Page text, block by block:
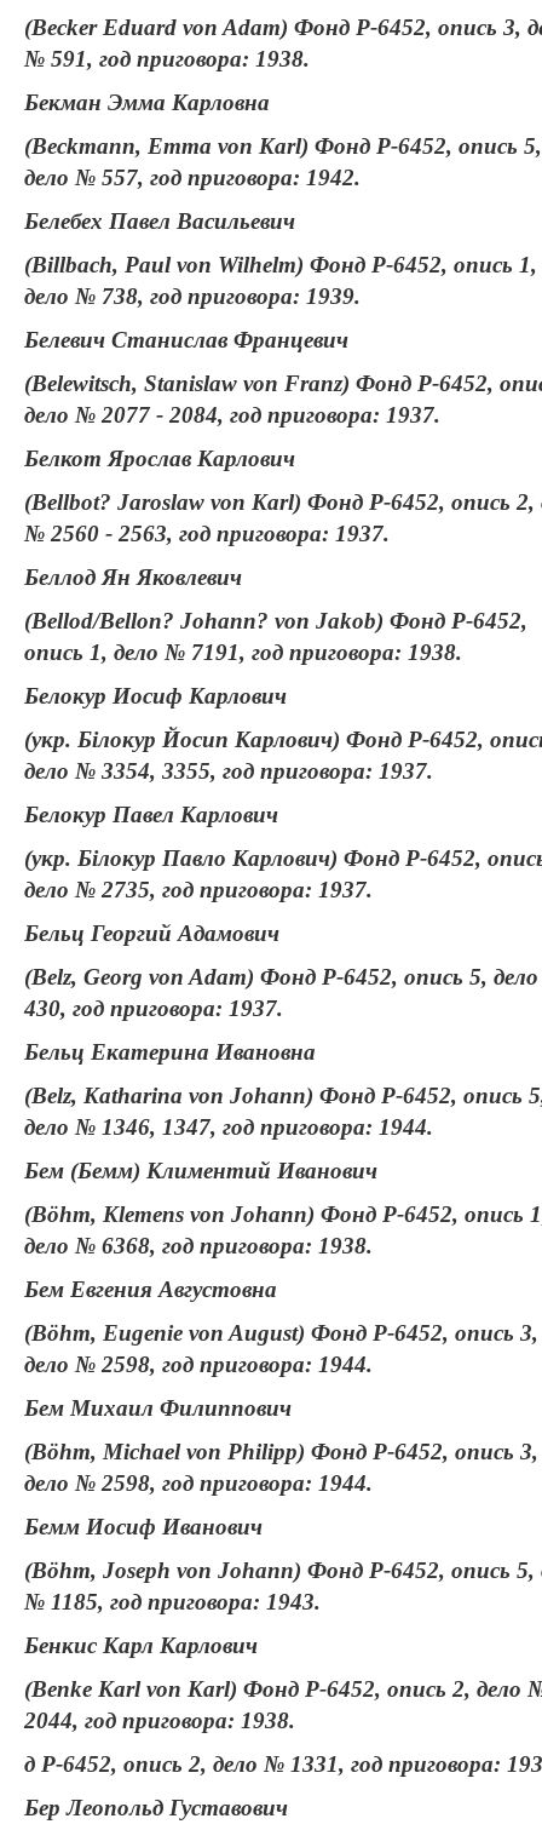
(Becker Eduard von Adam) Фонд Р-6452, опись 3,
№ 591, год приговора: 1938.
Бекман Эмма Карловна
(Beckmann, Emma von Karl) Фонд Р-6452, опись 5,
дело № 557, год приговора: 1942.
Белебех Павел Васильевич
(Billbach, Paul von Wilhelm) Фонд Р-6452, опись 1,
дело № 738, год приговора: 1939.
Белевич Станислав Францевич
(Belewitsch, Stanislaw von Franz) Фонд Р-6452,
дело № 2077 - 2084, год приговора: 1937.
Белкот Ярослав Карлович
(Bellbot? Jaroslaw von Karl) Фонд Р-6452, опись 2,
№ 2560 - 2563, год приговора: 1937.
Беллод Ян Яковлевич
(Bellod/Bellon? Johann? von Jakob) Фонд Р-6452,
опись 1, дело № 7191, год приговора: 1938.
Белокур Иосиф Карлович
(укр. Білокур Йосип Карлович) Фонд Р-6452,
дело № 3354, 3355, год приговора: 1937.
Белокур Павел Карлович
(укр. Білокур Павло Карлович) Фонд Р-6452,
дело № 2735, год приговора: 1937.
Бельц Георгий Адамович
(Belz, Georg von Adam) Фонд Р-6452, опись 5,
430, год приговора: 1937.
Бельц Екатерина Ивановна
(Belz, Katharina von Johann) Фонд Р-6452, опись
дело № 1346, 1347, год приговора: 1944.
Бем (Бемм) Климентий Иванович
(Böhm, Klemens von Johann) Фонд Р-6452, опись
дело № 6368, год приговора: 1938.
Бем Евгения Августовна
(Böhm, Eugenie von August) Фонд Р-6452, опись 3,
дело № 2598, год приговора: 1944.
Бем Михаил Филиппович
(Böhm, Michael von Philipp) Фонд Р-6452, опись 3,
дело № 2598, год приговора: 1944.
Бемм Иосиф Иванович
(Böhm, Joseph von Johann) Фонд Р-6452, опись 5,
№ 1185, год приговора: 1943.
Бенкис Карл Карлович
(Benke Karl von Karl) Фонд Р-6452, опись 2, дело
2044, год приговора: 1938.
д Р-6452, опись 2, дело № 1331, год приговора:
Бер Леопольд Густавович